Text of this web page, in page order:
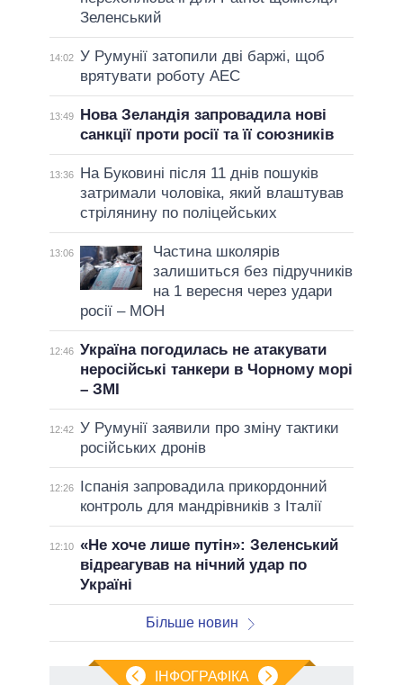
Зеленський
14:02 У Румунії затопили дві баржі, щоб
врятувати роботу АЕС
13:49
Нова Зеландія запровадила нові
санкції проти росії та її союзників
13:36
На Буковині після 11 днів пошуків
затримали чоловіка, який влаштував
стрілянину по поліцейських
13:06
Частина школярів
залишиться без підручників
на 1 вересня через удари
росії – МОН
12:46 Україна погодилась не атакувати
неросійські танкери в Чорному морі
– ЗМІ
12:42 У Румунії заявили про зміну тактики
російських дронів
12:26
Іспанія запровадила прикордонний
контроль для мандрівників з Італії
12:10 «Не хоче лише путін»: Зеленський
відреагував на нічний удар по
Україні
Більше новин
ІНФОГРАФІКА